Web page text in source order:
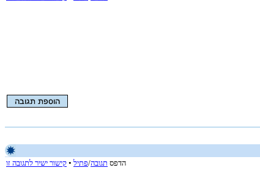
הדפס תגובה/פתיל • קישור ישיר לתגובה זו